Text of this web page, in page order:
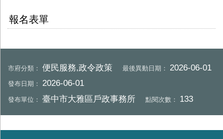
報名表單
市府分類：便民服務,政令政策 最後異動日期： 2026-06-01
發布日期：2026-06-01
發布單位：臺中市大雅區戶政事務所 點閱次數： 133